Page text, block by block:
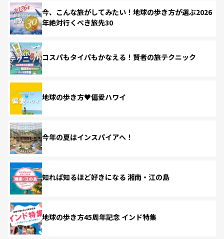
今、こんな旅がしてみたい！地球の歩き方が選ぶ2026
年絶対行くべき旅先30
コスパもタイパもかなえる！賢者の旅テクニック
地球の歩き方♥偏愛ハワイ
今年の夏はインスパイアへ！
知れば知るほど好きになる 湘南・江の島
地球の歩き方45周年記念 インド特集